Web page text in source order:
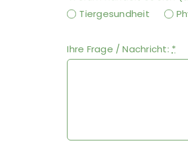
Tiergesundheit
Ihre Frage / Nachricht:*